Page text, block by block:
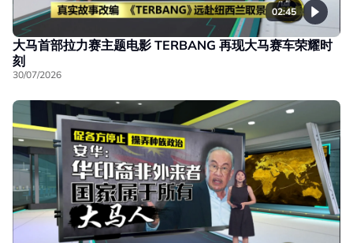
02:45
大马首部拉力赛主题电影 TERBANG 再现大马赛车荣耀时
刻
30/07/2026